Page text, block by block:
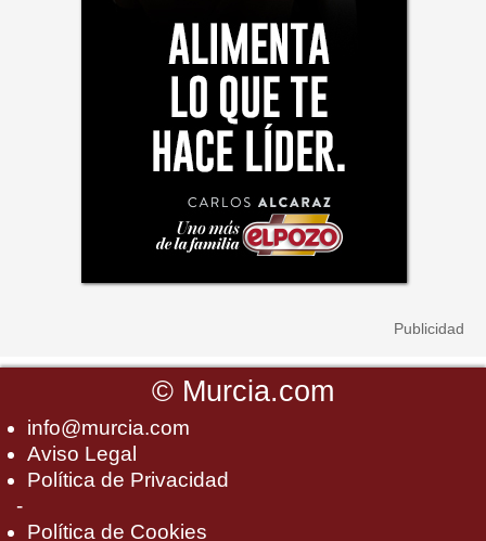
© Murcia.com
info@murcia.com
Aviso Legal
Política de Privacidad
-
Política de Cookies